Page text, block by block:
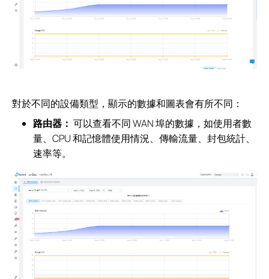
對於不同的設備類型，顯示的數據和圖表會有所不同：
路由器：可以查看不同 WAN 埠的數據，如使用者數
量、CPU 和記憶體使用情況、傳輸流量、封包統計、
速率等。